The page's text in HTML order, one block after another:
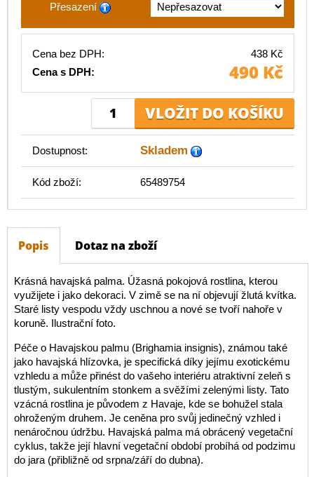
Přesazení
Cena bez DPH:
438 Kč
Cena s DPH:
490 Kč
Dostupnost: Skladem
Kód zboží: 65489754
Popis Dotaz na zboží
Krásná havajská palma. Úžasná pokojová rostlina, kterou
využijete i jako dekoraci. V zimě se na ní objevují žlutá kvítka.
Staré listy vespodu vždy uschnou a nové se tvoří nahoře v
koruně. Ilustrační foto.
Péče o Havajskou palmu (Brighamia insignis), známou také
jako havajská hlízovka, je specifická díky jejímu exotickému
vzhledu a může přinést do vašeho interiéru atraktivní zeleň s
tlustým, sukulentním stonkem a svěžími zelenými listy. Tato
vzácná rostlina je původem z Havaje, kde se bohužel stala
ohroženým druhem. Je ceněna pro svůj jedinečný vzhled i
nenáročnou údržbu. Havajská palma má obrácený vegetační
cyklus, takže její hlavní vegetační období probíhá od podzimu
do jara (přibližně od srpna/září do dubna).